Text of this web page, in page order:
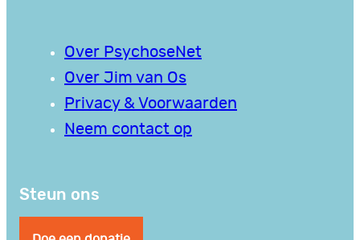
Over PsychoseNet
Over Jim van Os
Privacy & Voorwaarden
Neem contact op
Steun ons